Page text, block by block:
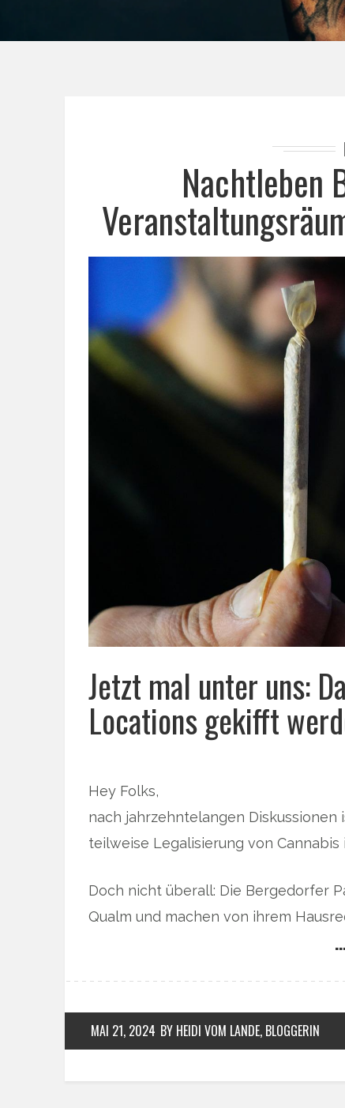
Nachtleben
Jetzt mal unter uns:
Locations gekifft
Hey Folks,
nach jahrzehntelangen Diskussionen
teilweise Legalisierung von Cannabis
Doch nicht überall: Die Bergedorfer
Qualm und machen von ihrem
MAI 21, 2024 BY HEIDI VOM LANDE, BLOGGERIN